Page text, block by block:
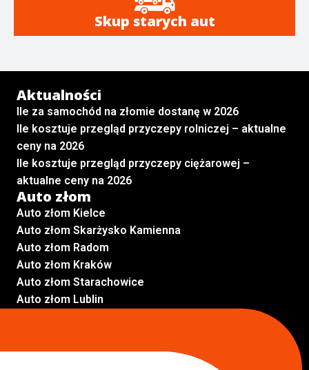
Skup starych aut
Aktualności
Ile za samochód na złomie dostanę w 2026
Ile kosztuje przegląd przyczepy rolniczej – aktualne
ceny na 2026
Ile kosztuje przegląd przyczepy ciężarowej –
aktualne ceny na 2026
Auto złom
Auto złom Kielce
Auto złom Skarżysko Kamienna
Auto złom Radom
Auto złom Kraków
Auto złom Starachowice
Auto złom Lublin
Skup aut